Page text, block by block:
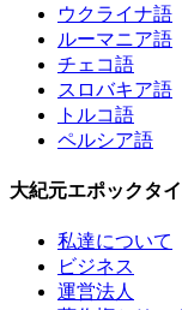
ウクライナ語
ルーマニア語
チェコ語
スロバキア語
トルコ語
ペルシア語
大紀元エポックタ
私達について
ビジネス
運営法人